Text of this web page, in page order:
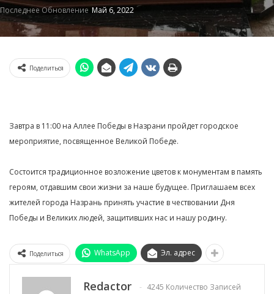
Последнее ОбновлениеМай 6, 2022
Поделиться
Завтра в 11:00 на Аллее Победы в Назрани пройдет городское
мероприятие, посвященное Великой Победе.
Состоится традиционное возложение цветов к монументам в память
героям, отдавшим свои жизни за наше будущее. Приглашаем всех
жителей города Назрань принять участие в чествовании Дня
Победы и Великих людей, защитивших нас и нашу родину.
Поделиться WhatsApp Эл. адрес
Redactor
4245 Количество Записей